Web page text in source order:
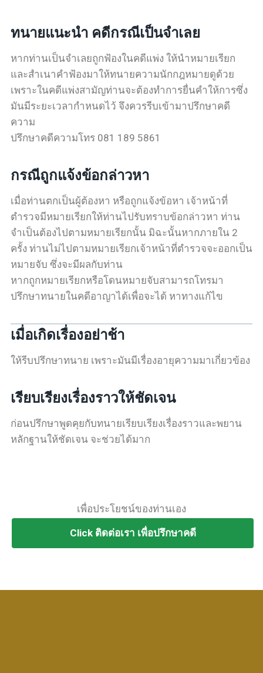
ทนายแนะนำ คดีกรณีเป็นจำเลย
หากท่านเป็นจำเลยถูกฟ้องในคดีแพ่ง ให้นำหมายเรียก
และสำเนาคำฟ้องมาให้ทนายความนักกฎหมายดูด้วย
เพราะในคดีแพ่งสามัญท่านจะต้องทำการยื่นคำให้การซึ่ง
มันมีระยะเวลากำหนดไว้ จึงควรรีบเข้ามาปรึกษาคดี
ความ
ปรึกษาคดีความโทร 081 189 5861
กรณีถูกแจ้งข้อกล่าวหา
เมื่อท่านตกเป็นผู้ต้องหา หรือถูกแจ้งข้อหา เจ้าหน้าที่
ตำรวจมีหมายเรียกให้ท่านไปรับทราบข้อกล่าวหา ท่าน
จำเป็นต้องไปตามหมายเรียกนั้น มิฉะนั้นหากภายใน 2
ครั้ง ท่านไม่ไปตามหมายเรียกเจ้าหน้าที่ตำรวจจะออกเป็น
หมายจับ ซึ่งจะมีผลกับท่าน
หากถูกหมายเรียกหรือโดนหมายจับสามารถโทรมา
ปรึกษาทนายในคดีอาญาได้เพื่อจะได้ หาทางแก้ไข
เมื่อเกิดเรื่องอย่าช้า
ให้รีบปรึกษาทนาย เพราะมันมีเรื่องอายุความมาเกี่ยวข้อง
เรียบเรียงเรื่องราวให้ชัดเจน
ก่อนปรึกษาพูดคุยกับทนายเรียบเรียงเรื่องราวและพยาน
หลักฐานให้ชัดเจน จะช่วยได้มาก
เพื่อประโยชน์ของท่านเอง
Click ติดต่อเรา เพื่อปรึกษาคดี